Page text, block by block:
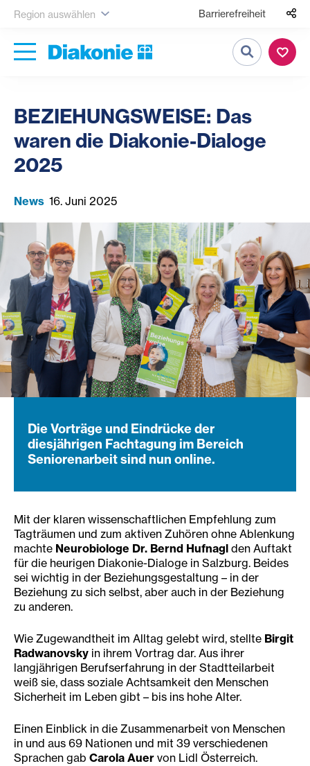
Region auswählen Barrierefreiheit
Suche
BEZIEHUNGSWEISE: Das
waren die Diakonie-Dialoge
2025
News 16. Juni 2025
Die Vorträge und Eindrücke der
diesjährigen Fachtagung im Bereich
Seniorenarbeit sind nun online.
Mit der klaren wissenschaftlichen Empfehlung zum
Tagträumen und zum aktiven Zuhören ohne Ablenkung
machte Neurobiologe Dr. Bernd Hufnagl den Auftakt
für die heurigen Diakonie-Dialoge in Salzburg. Beides
sei wichtig in der Beziehungsgestaltung – in der
Beziehung zu sich selbst, aber auch in der Beziehung
zu anderen.
Wie Zugewandtheit im Alltag gelebt wird, stellte Birgit
Radwanovsky in ihrem Vortrag dar. Aus ihrer
langjährigen Berufserfahrung in der Stadtteilarbeit
weiß sie, dass soziale Achtsamkeit den Menschen
Sicherheit im Leben gibt – bis ins hohe Alter.
Einen Einblick in die Zusammenarbeit von Menschen
in und aus 69 Nationen und mit 39 verschiedenen
Sprachen gab Carola Auer von Lidl Österreich.